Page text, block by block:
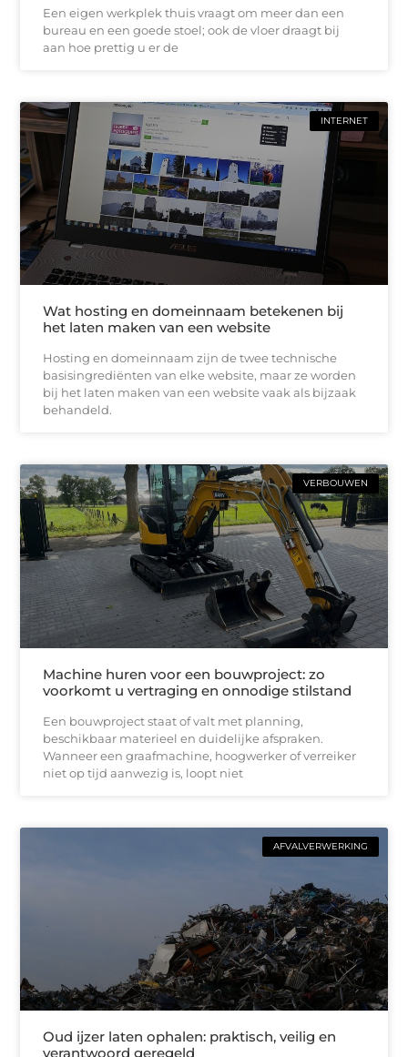
Een eigen werkplek thuis vraagt om meer dan een
bureau en een goede stoel; ook de vloer draagt bij
aan hoe prettig u er de
INTERNET
Wat hosting en domeinnaam betekenen bij
het laten maken van een website
Hosting en domeinnaam zijn de twee technische
basisingrediënten van elke website, maar ze worden
bij het laten maken van een website vaak als bijzaak
behandeld.
VERBOUWEN
Machine huren voor een bouwproject: zo
voorkomt u vertraging en onnodige stilstand
Een bouwproject staat of valt met planning,
beschikbaar materieel en duidelijke afspraken.
Wanneer een graafmachine, hoogwerker of verreiker
niet op tijd aanwezig is, loopt niet
AFVALVERWERKING
Oud ijzer laten ophalen: praktisch, veilig en
verantwoord geregeld